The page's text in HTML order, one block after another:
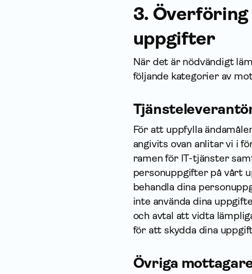
3.
uppgifter
När det är nödvändigt
följande kategorier av
För att uppfylla
angivits ovan anlitar vi i
ramen för IT-tjänster
person­uppgifter på vårt
behandla dina
inte använda dina
och avtal att vidta
för att skydda dina
Övriga